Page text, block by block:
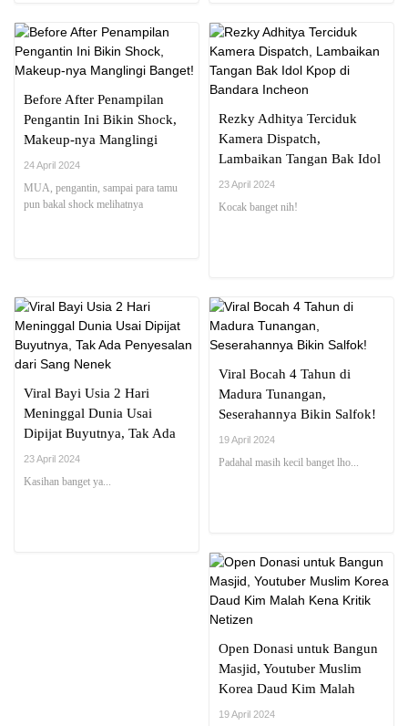
Before After Penampilan
Pengantin Ini Bikin Shock,
Makeup-nya Manglingi
Banget!
24 April 2024
MUA, pengantin, sampai para tamu
pun bakal shock melihatnya
Rezky Adhitya Terciduk
Kamera Dispatch,
Lambaikan Tangan Bak Idol
Kpop di Bandara Incheon
23 April 2024
Kocak banget nih!
Viral Bayi Usia 2 Hari
Meninggal Dunia Usai
Dipijat Buyutnya, Tak Ada
Penyesalan dari Sang Nenek
23 April 2024
Kasihan banget ya...
Viral Bocah 4 Tahun di
Madura Tunangan,
Seserahannya Bikin Salfok!
19 April 2024
Padahal masih kecil banget lho...
Open Donasi untuk Bangun
Masjid, Youtuber Muslim
Korea Daud Kim Malah
Kena Kritik Netizen
19 April 2024